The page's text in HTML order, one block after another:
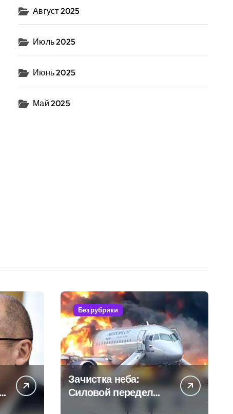
Август 2025
Июль 2025
Июнь 2025
Май 2025
Без рубрики
Зачистка неба:
Силовой передел
авиаотрасли